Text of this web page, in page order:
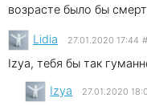
возрасте было бы
Lidia 27.01.2020 17:44 #
Izya, тебя бы так
Izya 27.01.2020